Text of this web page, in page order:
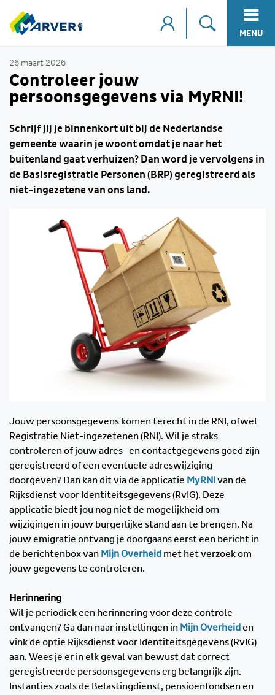
MENU
26 maart 2026
Controleer jouw
persoonsgegevens via MyRNI!
Schrijf jij je binnenkort uit bij de Nederlandse
gemeente waarin je woont omdat je naar het
buitenland gaat verhuizen? Dan word je vervolgens in
de Basisregistratie Personen (BRP) geregistreerd als
niet-ingezetene van ons land.
Jouw persoonsgegevens komen terecht in de RNI, ofwel
Registratie Niet-ingezetenen (RNI). Wil je straks
controleren of jouw adres- en contactgegevens goed zijn
geregistreerd of een eventuele adreswijziging
doorgeven? Dan kan dit via de applicatie MyRNIvan de
Rijksdienst voor Identiteitsgegevens (RvIG). Deze
applicatie biedt jou nog niet de mogelijkheid om
wijzigingen in jouw burgerlijke stand aan te brengen. Na
jouw emigratie ontvang je doorgaans eerst een bericht in
de berichtenbox van Mijn Overheid met het verzoek om
jouw gegevens te controleren.
Herinnering
Wil je periodiek een herinnering voor deze controle
ontvangen? Ga dan naar instellingen in Mijn Overheiden
vink de optie Rijksdienst voor Identiteitsgegevens (RvIG)
aan. Wees je er in elk geval van bewust dat correct
geregistreerde persoonsgegevens erg belangrijk zijn.
Instanties zoals de Belastingdienst, pensioenfondsen en